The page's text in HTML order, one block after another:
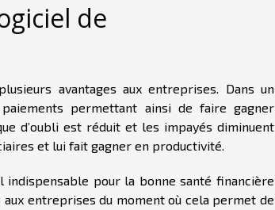
de
avantages aux entreprises. Dans un
permettant ainsi de faire gagner
d’oubli est réduit et les impayés diminuent
et lui fait gagner en productivité.
indispensable pour la bonne santé financière
entreprises du moment où cela permet de